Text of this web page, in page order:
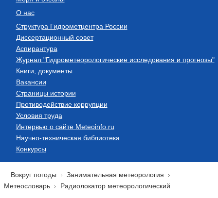
О нас
Структура Гидрометцентра России
Диссертационный совет
Аспирантура
Журнал "Гидрометеорологические исследования и прогнозы"
Книги, документы
Вакансии
Страницы истории
Противодействие коррупции
Условия труда
Интервью о сайте Meteoinfo.ru
Научно-техническая библиотека
Конкурсы
Вокруг погоды
Занимательная метеорология
Метеословарь
Радиолокатор метеорологический